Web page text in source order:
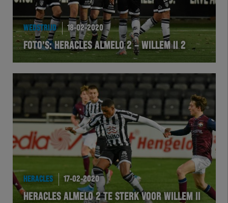
WEDSTRIJD 18-02-2020
FOTO’S: HERACLES ALMELO 2 – WILLEM II 2
HERACLES 17-02-2020
HERACLES ALMELO 2 TE STERK VOOR WILLEM II